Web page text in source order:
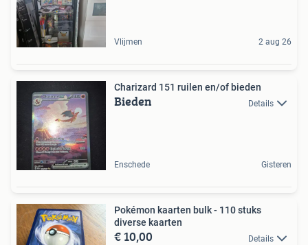
Vlijmen 2 aug 26
Charizard 151 ruilen en/of bieden
Bieden Details
Enschede Gisteren
Pokémon kaarten bulk - 110 stuks
diverse kaarten
€ 10,00 Details